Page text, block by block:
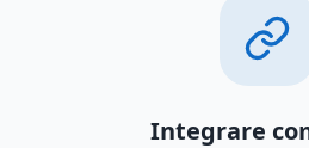
Integrare